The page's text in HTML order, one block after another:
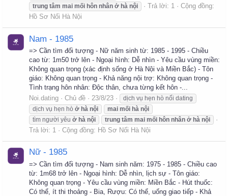
trung tâm mai mối hôn nhân ở hà nội Trả lời: 1
Cộng đồng:
Hồ Sơ Nối Hà Nội
Nam - 1985
=> Cần tìm đối tượng - Nữ năm sinh từ: 1985 - 1995 - Chiều
cao từ: 1m50 trở lên - Ngoại hình: Dễ nhìn - Yêu cầu vùng miền:
Không quan trọng (xác định sống ở Hà Nội và Miền Bắc) - Tôn
giáo: Không quan trọng - Khả năng nội trợ: Không quan trọng -
Tình trạng hôn nhân: Độc thân, chưa từng kết hôn -...
Noi.dating
Chủ đề 23/8/23
dịch vụ hẹn hò nối dating
dịch vụ hẹn hò ở hà nội mai mối hà nội
tìm người yêu ở hà nội trung tâm mai mối hôn nhân ở hà nội
Trả lời: 1 Cộng đồng: Hồ Sơ Nối Hà Nội
Nữ - 1985
=> Cần tìm đối tượng - Nam sinh năm: 1975 - 1985 - Chiều cao
từ: 1m68 trở lên - Ngoại hình: Dễ nhìn, lịch sự - Tôn giáo:
Không quan trọng - Yêu cầu vùng miền: Miền Bắc - Hút thuốc:
Có thể, ít thi thoảng - Bia, Rượu: Có thể, uống giao tiếp - Khả